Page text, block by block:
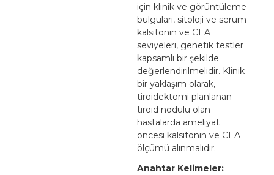
için klinik ve görüntüleme
bulguları, sitoloji ve serum
kalsitonin ve CEA
seviyeleri, genetik testler
kapsamlı bir şekilde
değerlendirilmelidir. Klinik
bir yaklaşım olarak,
tiroidektomi planlanan
tiroid nodülü olan
hastalarda ameliyat
öncesi kalsitonin ve CEA
ölçümü alınmalıdır.
Anahtar Kelimeler: